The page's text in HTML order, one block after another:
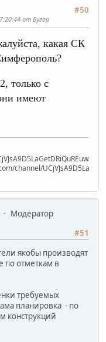
#50
от Бугор
какая СК
только с
имеют
channel/
Модератор
#51
якобы производят
по отметкам в
требуемых
планировка - по
конструкций